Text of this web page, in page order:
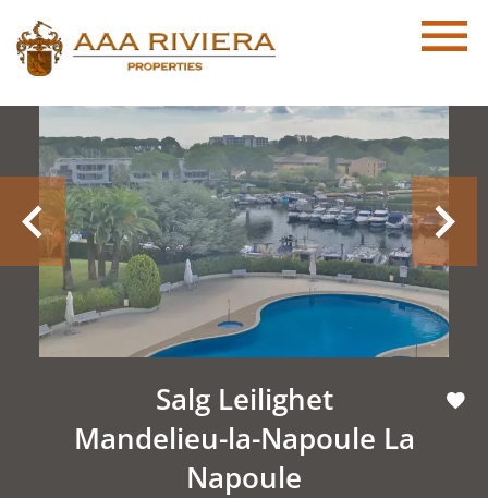
Salg Leilighet
Mandelieu-la-Napoule La
Napoule